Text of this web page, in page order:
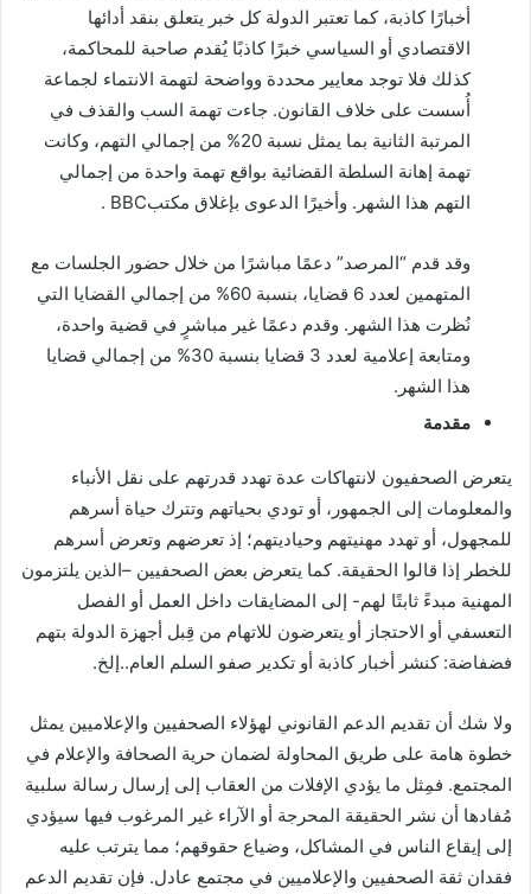
أخبارًا كاذبة، كما تعتبر الدولة كل خبر يتعلق بنقد أدائها
الاقتصادي أو السياسي خبرًا كاذبًا يُقدم صاحبة للمحاكمة،
كذلك فلا توجد معايير محددة وواضحة لتهمة الانتماء لجماعة
أُسست على خلاف القانون. جاءت تهمة السب والقذف في
المرتبة الثانية بما يمثل نسبة 20% من إجمالي التهم، وكانت
تهمة إهانة السلطة القضائية بواقع تهمة واحدة من إجمالي
التهم هذا الشهر. وأخيرًا الدعوى بإغلاق مكتبBBC .
وقد قدم “المرصد” دعمًا مباشرًا من خلال حضور الجلسات مع
المتهمين لعدد 6 قضايا، بنسبة 60% من إجمالي القضايا التي
نُظرت هذا الشهر. وقدم دعمًا غير مباشرٍ في قضية واحدة،
ومتابعة إعلامية لعدد 3 قضايا بنسبة 30% من إجمالي قضايا
هذا الشهر.
مقدمة
يتعرض الصحفيون لانتهاكات عدة تهدد قدرتهم على نقل الأنباء
والمعلومات إلى الجمهور، أو تودي بحياتهم وتترك حياة أسرهم
للمجهول، أو تهدد مهنيتهم وحياديتهم؛ إذ تعرضهم وتعرض أسرهم
للخطر إذا قالوا الحقيقة. كما يتعرض بعض الصحفيين –الذين يلتزمون
المهنية مبدءً ثابتًا لهم- إلى المضايقات داخل العمل أو الفصل
التعسفي أو الاحتجاز أو يتعرضون للاتهام من قِبل أجهزة الدولة بتهم
فضفاضة: كنشر أخبار كاذبة أو تكدير صفو السلم العام..إلخ.
ولا شك أن تقديم الدعم القانوني لهؤلاء الصحفيين والإعلاميين يمثل
خطوة هامة على طريق المحاولة لضمان حرية الصحافة والإعلام في
المجتمع. فمِثل ما يؤدي الإفلات من العقاب إلى إرسال رسالة سلبية
مُفادها أن نشر الحقيقة المحرجة أو الآراء غير المرغوب فيها سيؤدي
إلى إيقاع الناس في المشاكل، وضياع حقوقهم؛ مما يترتب عليه
فقدان ثقة الصحفيين والإعلاميين في مجتمع عادل. فإن تقديم الدعم